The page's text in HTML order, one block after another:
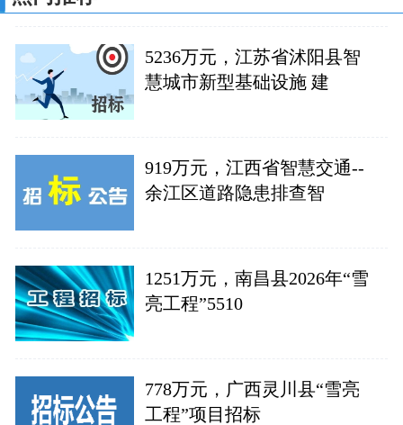
5236万元，江苏省沭阳县智
慧城市新型基础设施 建
919万元，江西省智慧交通--
余江区道路隐患排查智
1251万元，南昌县2026年“雪
亮工程”5510
778万元，广西灵川县“雪亮
工程”项目招标